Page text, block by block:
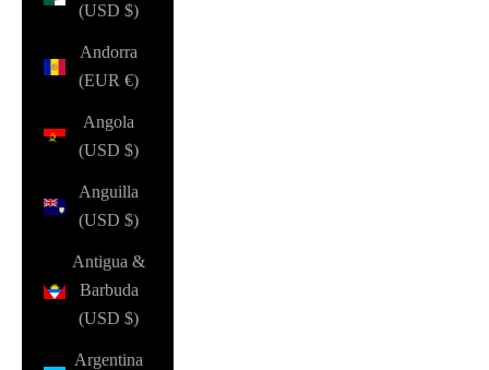
(USD $)
Andorra
(EUR €)
Angola
(USD $)
Anguilla
(USD $)
Antigua &
Barbuda
(USD $)
Argentina